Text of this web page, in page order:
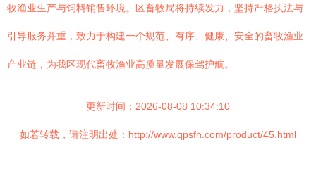
牧渔业生产与饲料销售环境。区畜牧局将持续发力，坚持严格执法与
引导服务并重，致力于构建一个规范、有序、健康、安全的畜牧渔业
产业链，为我区现代畜牧渔业高质量发展保驾护航。
更新时间：2026-08-08 10:34:10
如若转载，请注明出处：http://www.qpsfn.com/product/45.html